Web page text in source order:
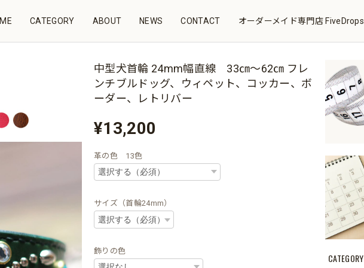
CATEGORY ABOUT NEWS CONTACT オーダーメイド専門店 FiveDrops
CATEGORY
中型犬首輪 24mm幅直線 33㎝～62㎝ フレ
ンチブルドッグ、ウィペット、コッカー、ボ
ーダー、レトリバー
¥13,200
革の色 13色
サイズ（首輪24mm）
飾りの色